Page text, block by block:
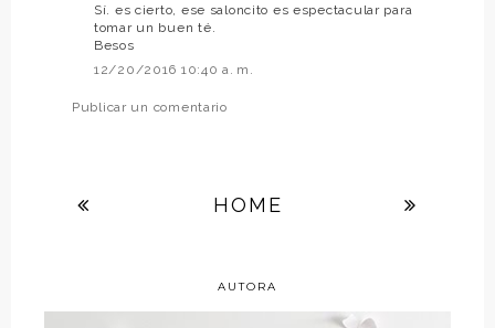
Sí. es cierto, ese saloncito es espectacular para
tomar un buen té.
Besos
12/20/2016 10:40 a. m.
Publicar un comentario
HOME
AUTORA